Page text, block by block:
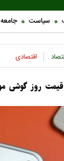
سیاست جامعه
اقتصادی
قیمت روز گوشی موبایل ۱۷ تیر ۱۴۰۵| قیمت